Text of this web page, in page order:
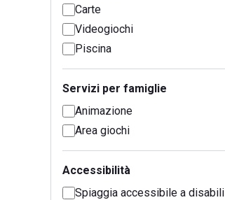
Carte
Videogiochi
Piscina
Servizi per famiglie
Animazione
Area giochi
Accessibilità
Spiaggia accessibile a disabili